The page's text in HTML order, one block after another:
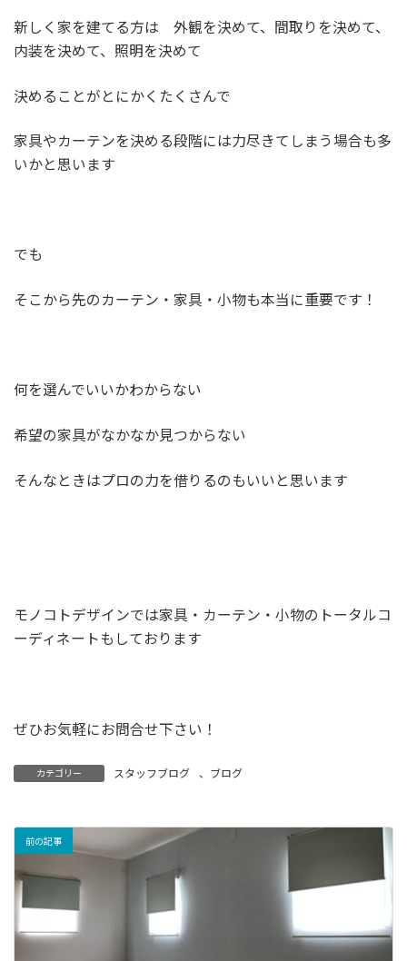
新しく家を建てる方は 外観を決めて、間取りを決めて、
内装を決めて、照明を決めて
決めることがとにかくたくさんで
家具やカーテンを決める段階には力尽きてしまう場合も多
いかと思います
でも
そこから先のカーテン・家具・小物も本当に重要です！
何を選んでいいかわからない
希望の家具がなかなか見つからない
そんなときはプロの力を借りるのもいいと思います
モノコトデザインでは家具・カーテン・小物のトータルコ
ーディネートもしております
ぜひお気軽にお問合せ下さい！
カテゴリー スタッフブログ 、 ブログ
前の記事